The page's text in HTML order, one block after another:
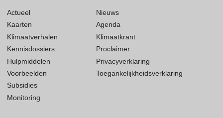
Actueel
Kaarten
Klimaatverhalen
Kennisdossiers
Hulpmiddelen
Voorbeelden
Subsidies
Monitoring
Nieuws
Agenda
Klimaatkrant
Proclaimer
Privacyverklaring
Toegankelijkheidsverklaring